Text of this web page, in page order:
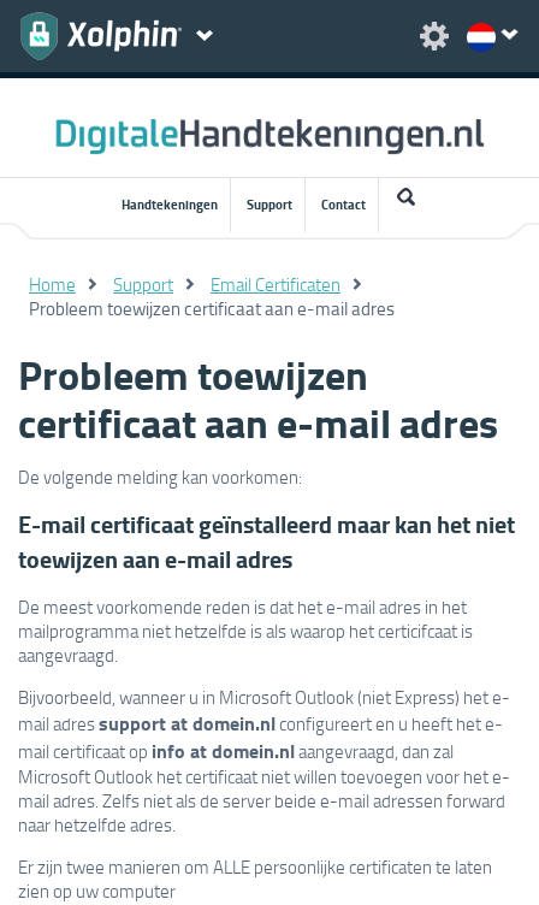
Handtekeningen Support Contact
Home Support Email Certificaten
Probleem toewijzen certificaat aan e-mail adres
Probleem toewijzen
certificaat aan e-mail adres
De volgende melding kan voorkomen:
E-mail certificaat geïnstalleerd maar kan het niet
toewijzen aan e-mail adres
De meest voorkomende reden is dat het e-mail adres in het
mailprogramma niet hetzelfde is als waarop het certicifcaat is
aangevraagd.
Bijvoorbeeld, wanneer u in Microsoft Outlook (niet Express) het e-
mail adressupport at domein.nlconfigureert en u heeft het e-
mail certificaat op info at domein.nlaangevraagd, dan zal
Microsoft Outlook het certificaat niet willen toevoegen voor het e-
mail adres. Zelfs niet als de server beide e-mail adressen forward
naar hetzelfde adres.
Er zijn twee manieren om ALLE persoonlijke certificaten te laten
zien op uw computer